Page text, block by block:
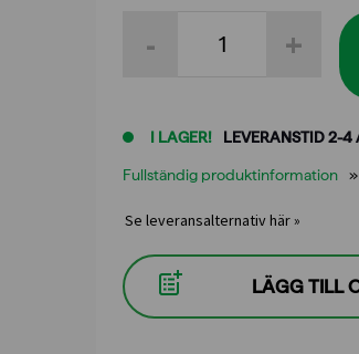
I LAGER! LEVERANSTID 2-4
+
integrerad
mängd
-
Fullständig produktinformation
Se leveransalternativ här »
LÄGG TILL